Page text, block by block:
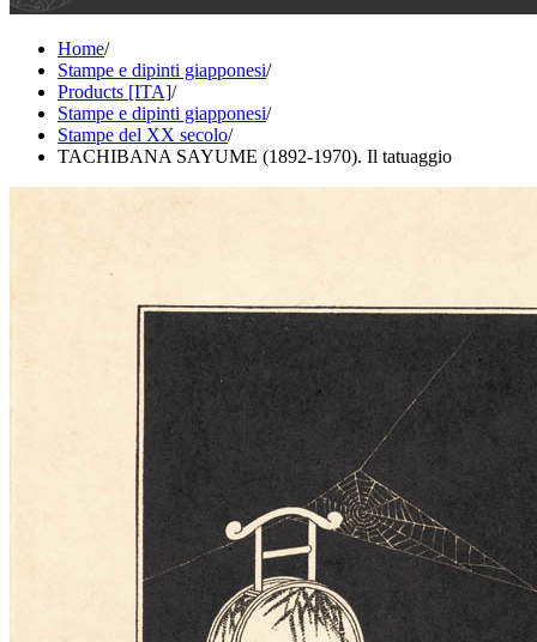
Home/
Stampe e dipinti giapponesi/
Products [ITA]/
Stampe e dipinti giapponesi/
Stampe del XX secolo/
TACHIBANA SAYUME (1892-1970). Il tatuaggio